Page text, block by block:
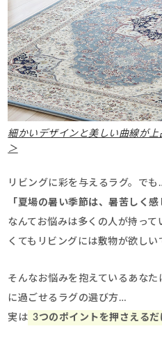
細かいデザインと美しい曲線が
＞
リビングに彩を与えるラグ。でも
「夏場の暑い季節は、暑苦しく感
なんてお悩みは多くの人が持っ
くてもリビングには敷物が欲しい
そんなお悩みを抱えているあな
に過ごせるラグの選び方…
実は 3つのポイントを押さえるだ